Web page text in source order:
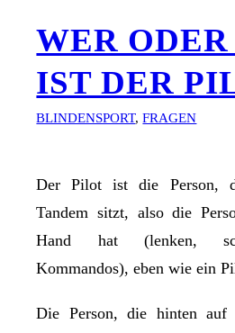
WER ODER
IST DER
BLINDENSPORT,FRAGEN
Der Pilot ist die Person,
Tandem sitzt, also die
Hand hat (lenken,
Kommandos), eben wie ein
Die Person, die hinten auf